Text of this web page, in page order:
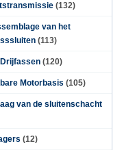
(132)
van het
(113)
Drijfassen (120)
Motorbasis (105)
van de sluitenschacht
(12)